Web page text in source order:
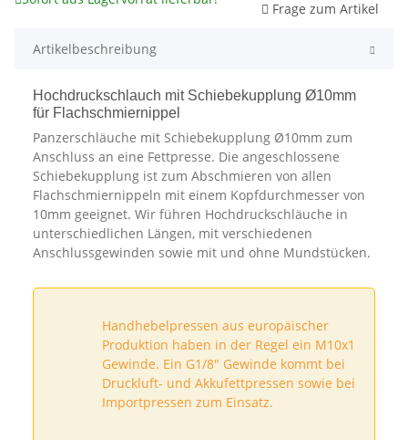
Frage zum Artikel
Artikelbeschreibung
Hochdruckschlauch mit Schiebekupplung Ø10mm
für Flachschmiernippel
Panzerschläuche mit Schiebekupplung Ø10mm zum
Anschluss an eine Fettpresse. Die angeschlossene
Schiebekupplung ist zum Abschmieren von allen
Flachschmiernippeln mit einem Kopfdurchmesser von
10mm geeignet. Wir führen Hochdruckschläuche in
unterschiedlichen Längen, mit verschiedenen
Anschlussgewinden sowie mit und ohne Mundstücken.
Handhebelpressen aus europäischer
Produktion haben in der Regel ein M10x1
Gewinde. Ein G1/8" Gewinde kommt bei
Druckluft- und Akkufettpressen sowie bei
Importpressen zum Einsatz.